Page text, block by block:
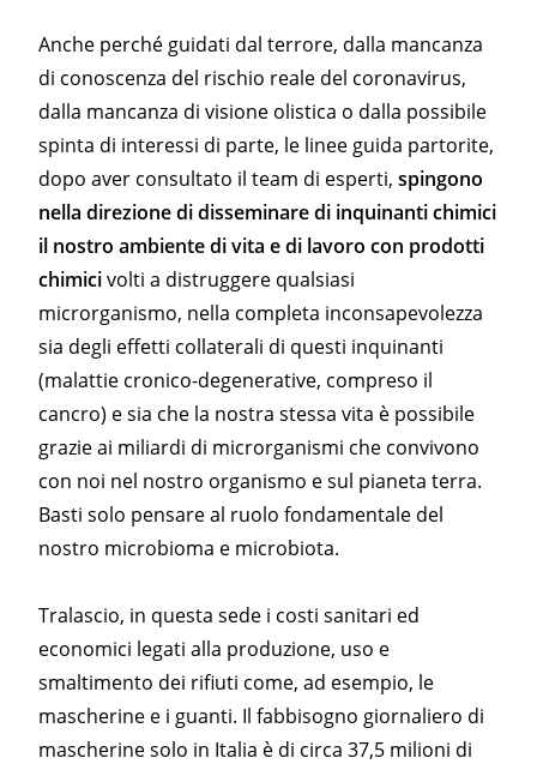
Anche perché guidati dal terrore, dalla mancanza
di conoscenza del rischio reale del coronavirus,
dalla mancanza di visione olistica o dalla possibile
spinta di interessi di parte, le linee guida partorite,
dopo aver consultato il team di esperti, spingono
nella direzione di disseminare di inquinanti chimici
il nostro ambiente di vita e di lavoro con prodotti
chimicivolti a distruggere qualsiasi
microrganismo, nella completa inconsapevolezza
sia degli effetti collaterali di questi inquinanti
(malattie cronico-degenerative, compreso il
cancro) e sia che la nostra stessa vita è possibile
grazie ai miliardi di microrganismi che convivono
con noi nel nostro organismo e sul pianeta terra.
Basti solo pensare al ruolo fondamentale del
nostro microbioma e microbiota.
Tralascio, in questa sede i costi sanitari ed
economici legati alla produzione, uso e
smaltimento dei rifiuti come, ad esempio, le
mascherine e i guanti. Il fabbisogno giornaliero di
mascherine solo in Italia è di circa 37,5 milioni di